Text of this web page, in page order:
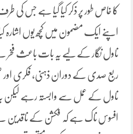
کا خاص طور پر ذکر کیا گیا ہے جس کی
اپنے ایک مضمون میں کچھ یوں اشارہ
ناول نگار کے لیے یہ بات باعث فخر
ربع صدی کے دوران ذہنی، فکری اور
ناول کے عمل سے وابستہ رہے لیکن
افسوس ناک ہے کہ فکشن کے ناقدین نے